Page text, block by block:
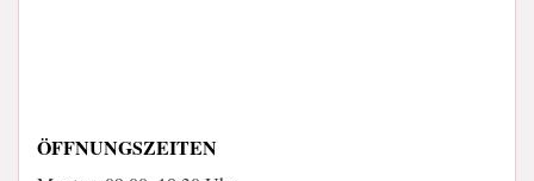
ÖFFNUNGSZEITEN